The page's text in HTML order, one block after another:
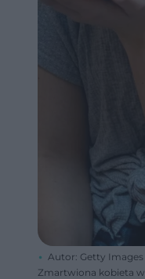
Autor: Getty Images
Zmartwiona kobieta